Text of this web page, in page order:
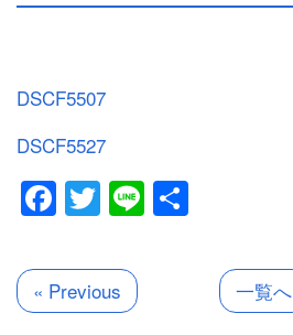
DSCF5507
DSCF5527
Facebook
Twitter
Line
« Previous 一覧へ